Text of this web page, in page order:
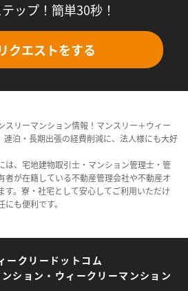
ップ！簡単30秒！
クエストをする
スリーマンション情報！マンスリー＋ウィー
連泊・長期出張の経費削減に、法人様にも大好
は、宅地建物取引士・マンション管理士・管
者が在籍している不動産管理会社や不動産オ
す。寮・社宅として安心してご利用いただけ
も便利です。
ークリードットコム
ション・ウィークリーマンション